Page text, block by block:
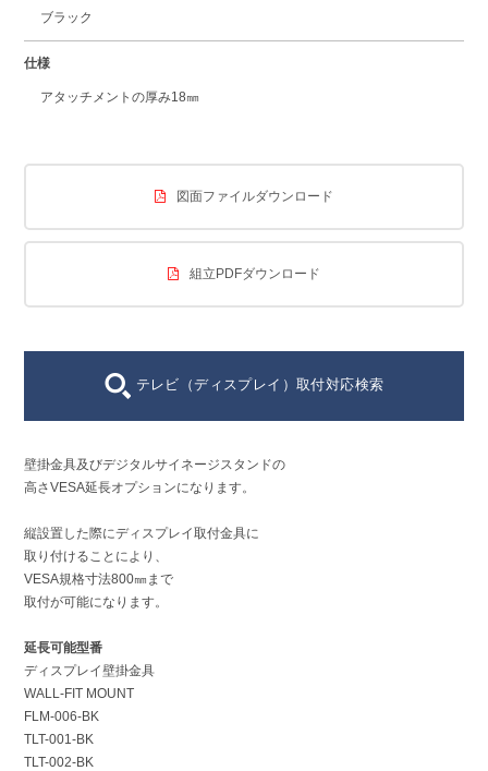
ブラック
仕様
アタッチメントの厚み18㎜
図面ファイルダウンロード
組立PDFダウンロード
テレビ（ディスプレイ）取付対応検索
壁掛金具及びデジタルサイネージスタンドの
高さVESA延長オプションになります。
縦設置した際にディスプレイ取付金具に
取り付けることにより、
VESA規格寸法800㎜まで
取付が可能になります。
延長可能型番
ディスプレイ壁掛金具
WALL-FIT MOUNT
FLM-006-BK
TLT-001-BK
TLT-002-BK